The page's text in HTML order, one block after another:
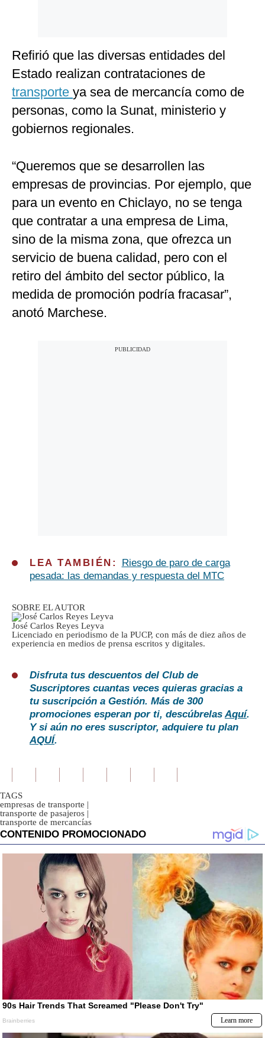
Refirió que las diversas entidades del
Estado realizan contrataciones de
transporte ya sea de mercancía como de
personas, como la Sunat, ministerio y
gobiernos regionales.
“Queremos que se desarrollen las
empresas de provincias. Por ejemplo, que
para un evento en Chiclayo, no se tenga
que contratar a una empresa de Lima,
sino de la misma zona, que ofrezca un
servicio de buena calidad, pero con el
retiro del ámbito del sector público, la
medida de promoción podría fracasar”,
anotó Marchese.
LEA TAMBIÉN:
Riesgo de paro de carga
pesada: las demandas y respuesta del MTC
SOBRE EL AUTOR
José Carlos Reyes Leyva
Licenciado en periodismo de la PUCP, con más de diez años de
experiencia en medios de prensa escritos y digitales.
Disfruta tus descuentos del Club de
Suscriptores cuantas veces quieras gracias a
tu suscripción a Gestión. Más de 300
promociones esperan por ti, descúbrelasAquí.
Y si aún no eres suscriptor, adquiere tu plan
AQUÍ.
TAGS
empresas de transporte |
transporte de pasajeros |
transporte de mercancías